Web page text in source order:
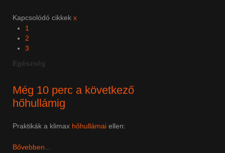
Kapcsolódó cikkek x
1
2
3
Egészség
Még 10 perc a következő
hőhullámig
Praktikák a klimax hőhullámai ellen:
Bővebben...